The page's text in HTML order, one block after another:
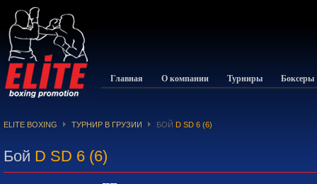
Главная О компании Турниры Боксеры
ELITE BOXING ТУРНИР В ГРУЗИИ БОЙ D SD 6 (6)
Бой D SD 6 (6)